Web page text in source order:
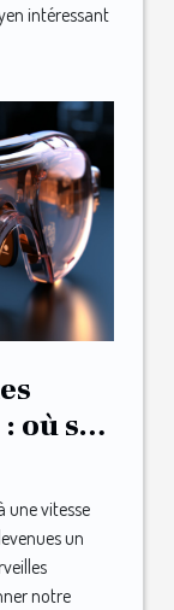
intéressant
où se
une vitesse
un
notre